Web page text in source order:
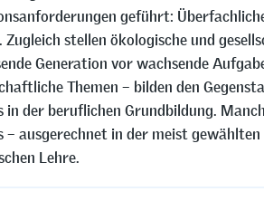
geführt:
Zugleich stellen ökologische und
Generation vor wachsende
Themen – bilden den
der beruflichen Grundbildung.
ausgerechnet in der meist
Lehre.